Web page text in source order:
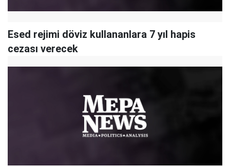
Esed rejimi döviz kullananlara 7 yıl hapis
cezası verecek